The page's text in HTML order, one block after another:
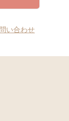
い合わせ